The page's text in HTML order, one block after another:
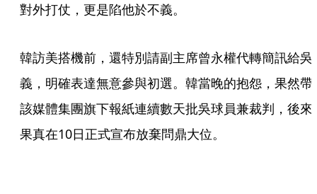
對外打仗，更是陷他於不義。
韓訪美搭機前，還特別請副主席曾永權代轉簡訊給吳
義，明確表達無意參與初選。韓當晚的抱怨，果然帶
該媒體集團旗下報紙連續數天批吳球員兼裁判，後來
果真在10日正式宣布放棄問鼎大位。